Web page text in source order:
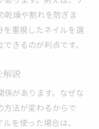
乾燥や割れを防ぎま
を重視したネイルを選
きるのが利点です。
解説
係があります。なぜな
方法が変わるからで
を使った場合は、